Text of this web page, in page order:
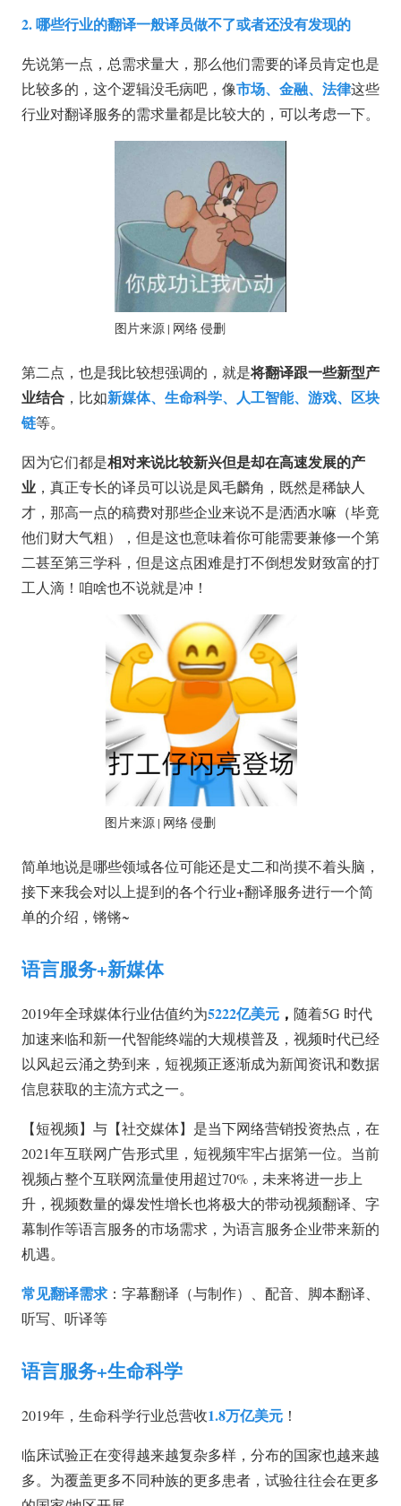
2. 哪些行业的翻译一般译员做不了或者还没有发现的
先说第一点，总需求量大，那么他们需要的译员肯定也是
比较多的，这个逻辑没毛病吧，像市场、金融、法律这些
行业对翻译服务的需求量都是比较大的，可以考虑一下。
图片来源 | 网络 侵删
第二点，也是我比较想强调的，就是将翻译跟一些新型产
业结合 ，比如新媒体、生命科学、人工智能、游戏、区块
链等。
因为它们都是相对来说比较新兴但是却在高速发展的产
业 ，真正专长的译员可以说是凤毛麟角，既然是稀缺人
才，那高一点的稿费对那些企业来说不是洒洒水嘛（毕竟
他们财大气粗），但是这也意味着你可能需要兼修一个第
二甚至第三学科，但是这点困难是打不倒想发财致富的打
工人滴！咱啥也不说就是冲！
图片来源 | 网络 侵删
简单地说是哪些领域各位可能还是丈二和尚摸不着头脑，
接下来我会对以上提到的各个行业+翻译服务进行一个简
单的介绍，锵锵~
语言服务+新媒体
2019年全球媒体行业估值约为5222亿美元 ， 随着5G 时代
加速来临和新一代智能终端的大规模普及，视频时代已经
以风起云涌之势到来，短视频正逐渐成为新闻资讯和数据
信息获取的主流方式之一。
【短视频】与【社交媒体】是当下网络营销投资热点，在
2021年互联网广告形式里，短视频牢牢占据第一位。当前
视频占整个互联网流量使用超过70%，未来将进一步上
升，视频数量的爆发性增长也将极大的带动视频翻译、字
幕制作等语言服务的市场需求，为语言服务企业带来新的
机遇。
常见翻译需求 ：字幕翻译（与制作）、配音、脚本翻译、
听写、听译等
语言服务+生命科学
2019年，生命科学行业总营收1.8万亿美元 ！
临床试验正在变得越来越复杂多样，分布的国家也越来越
多。为覆盖更多不同种族的更多患者，试验往往会在更多